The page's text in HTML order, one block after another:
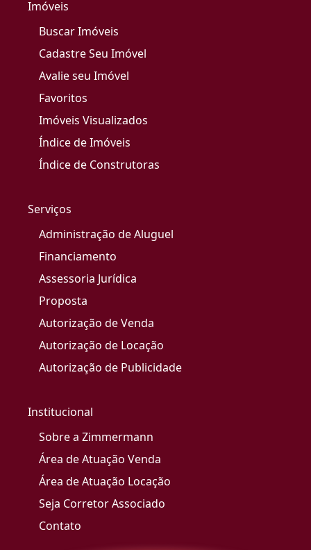
Imóveis
Buscar Imóveis
Cadastre Seu Imóvel
Avalie seu Imóvel
Favoritos
Imóveis Visualizados
Índice de Imóveis
Índice de Construtoras
Serviços
Administração de Aluguel
Financiamento
Assessoria Jurídica
Proposta
Autorização de Venda
Autorização de Locação
Autorização de Publicidade
Institucional
Sobre a Zimmermann
Área de Atuação Venda
Área de Atuação Locação
Seja Corretor Associado
Contato